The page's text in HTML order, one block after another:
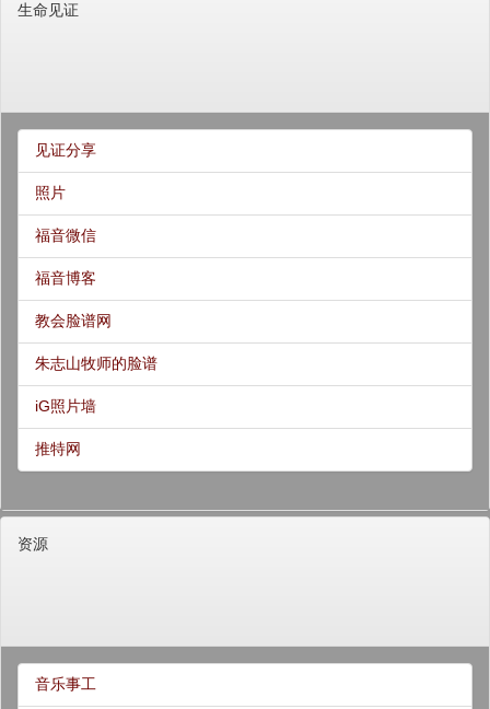
生命见证
见证分享
照片
福音微信
福音博客
教会脸谱网
朱志山牧师的脸谱
iG照片墙
推特网
资源
音乐事工